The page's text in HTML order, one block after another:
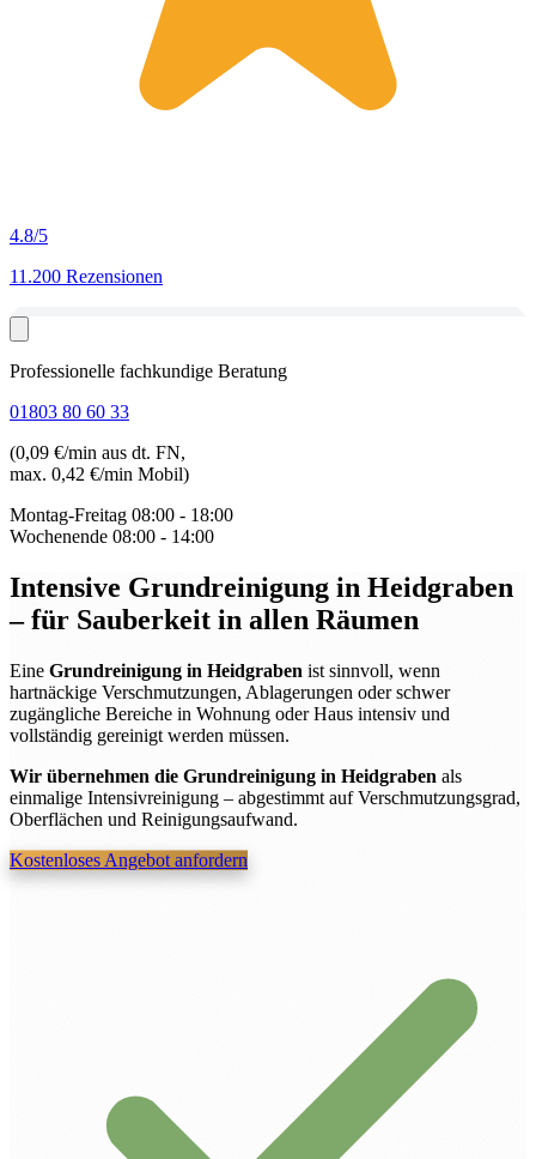
4.8/5
11.200 Rezensionen
Professionelle fachkundige Beratung
01803 80 60 33
(0,09 €/min aus dt. FN,
max. 0,42 €/min Mobil)
Montag-Freitag 08:00 - 18:00
Wochenende 08:00 - 14:00
Intensive Grundreinigung in Heidgraben
– für Sauberkeit in allen Räumen
Eine Grundreinigung in Heidgraben ist sinnvoll, wenn
hartnäckige Verschmutzungen, Ablagerungen oder schwer
zugängliche Bereiche in Wohnung oder Haus intensiv und
vollständig gereinigt werden müssen.
Wir übernehmen die Grundreinigung in Heidgraben als
einmalige Intensivreinigung – abgestimmt auf Verschmutzungsgrad,
Oberflächen und Reinigungsaufwand.
Kostenloses Angebot anfordern